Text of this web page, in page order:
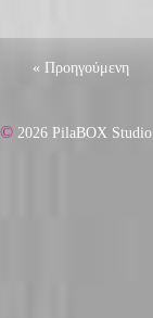
« Προηγούμενη
© 2026 PilaBOX